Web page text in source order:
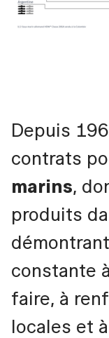
Depuis
contrats
marins,
produits
constante
faire, à
locales et